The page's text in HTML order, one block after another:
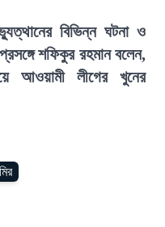
বিভিন্ন ঘটনা ও
শফিকুর রহমান বলেন,
আওয়ামী লীগের খুনের